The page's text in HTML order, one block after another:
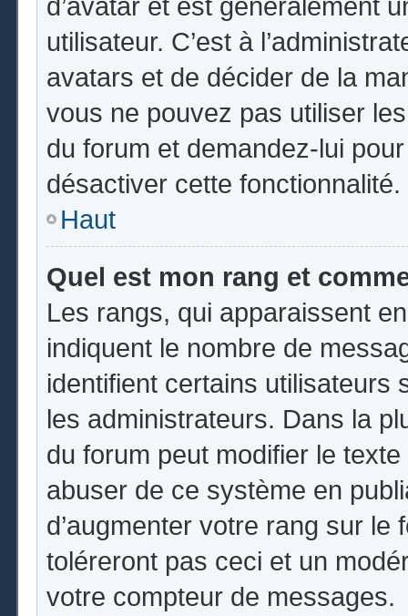
utilisateur. C’est à
avatars et de décider de la
vous ne pouvez pas utiliser
du forum et demandez-lui
désactiver cette fonctionnalité.
Haut
Quel est mon rang et
Les rangs, qui apparaissent
indiquent le nombre de
identifient certains utilisateurs
les administrateurs. Dans la
du forum peut modifier le
abuser de ce système en
d’augmenter votre rang sur
toléreront pas ceci et un
votre compteur de messages.